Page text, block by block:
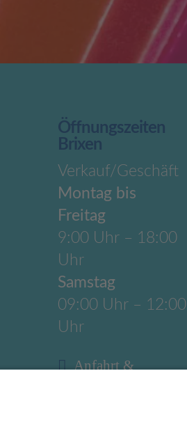
Öffnungszeiten
Brixen
Verkauf/Geschäft
Montag bis
Freitag
9:00 Uhr – 18:00
Uhr
Samstag
09:00 Uhr – 12:00
Uhr
Anfahrt &